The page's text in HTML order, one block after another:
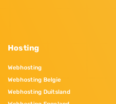
Hosting
Webhosting
Webhosting Belgie
Webhosting Duitsland